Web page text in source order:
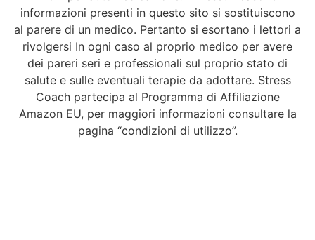
informazioni presenti in questo sito si sostituiscono
al parere di un medico. Pertanto si esortano i lettori a
rivolgersi In ogni caso al proprio medico per avere
dei pareri seri e professionali sul proprio stato di
salute e sulle eventuali terapie da adottare. Stress
Coach partecipa al Programma di Affiliazione
Amazon EU, per maggiori informazioni consultare la
pagina “condizioni di utilizzo”.